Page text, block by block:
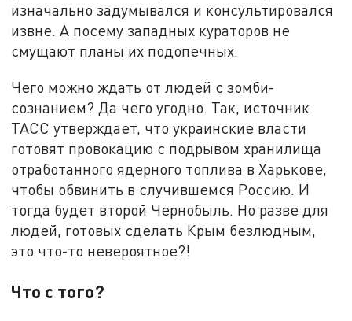
изначально задумывался и консультировался
извне. А посему западных кураторов не
смущают планы их подопечных.
Чего можно ждать от людей с зомби-
сознанием? Да чего угодно. Так, источник
ТАСС утверждает, что украинские власти
готовят провокацию с подрывом хранилища
отработанного ядерного топлива в Харькове,
чтобы обвинить в случившемся Россию. И
тогда будет второй Чернобыль. Но разве для
людей, готовых сделать Крым безлюдным,
это что-то невероятное?!
Что с того?